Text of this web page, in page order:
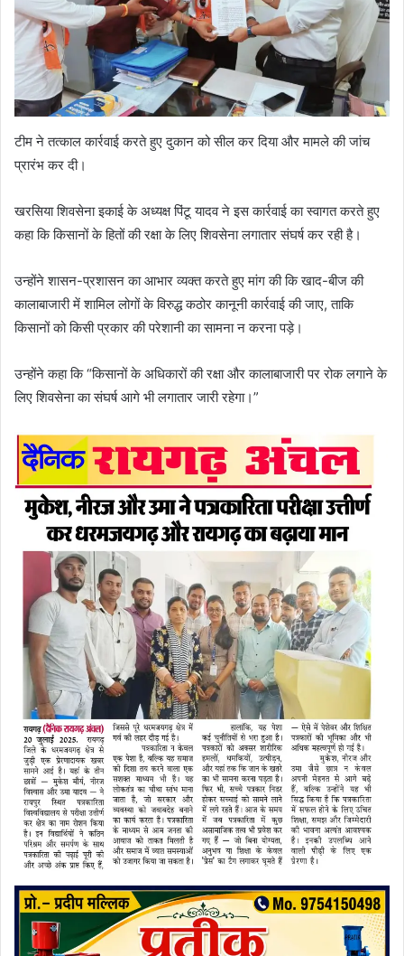
टीम ने तत्काल कार्रवाई करते हुए दुकान को सील कर दिया और मामले की जांच
प्रारंभ कर दी।
खरसिया शिवसेना इकाई के अध्यक्ष पिंटू यादव ने इस कार्रवाई का स्वागत करते हुए
कहा कि किसानों के हितों की रक्षा के लिए शिवसेना लगातार संघर्ष कर रही है।
उन्होंने शासन-प्रशासन का आभार व्यक्त करते हुए मांग की कि खाद-बीज की
कालाबाजारी में शामिल लोगों के विरुद्ध कठोर कानूनी कार्रवाई की जाए, ताकि
किसानों को किसी प्रकार की परेशानी का सामना न करना पड़े।
उन्होंने कहा कि “किसानों के अधिकारों की रक्षा और कालाबाजारी पर रोक लगाने के
लिए शिवसेना का संघर्ष आगे भी लगातार जारी रहेगा।”